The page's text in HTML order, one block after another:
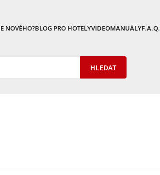
NOVÉHO?BLOG PRO HOTELYVIDEOMANUÁLYF.A.Q.